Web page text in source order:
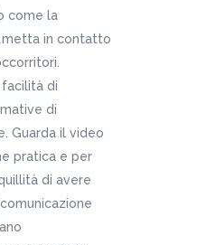
come la
in contatto
facilità di
di
Guarda il video
pratica e per
di avere